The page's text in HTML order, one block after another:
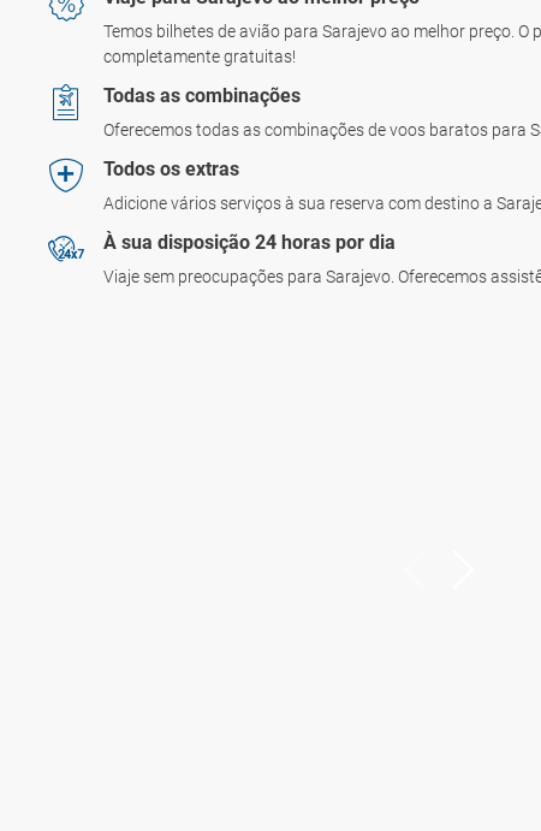
Temos bilhetes de avião para Sarajevo ao melhor preço.
completamente gratuitas!
Todas as combinações
Oferecemos todas as combinações de voos baratos para
Todos os extras
Adicione vários serviços à sua reserva com destino a
À sua disposição 24 horas por dia
Viaje sem preocupações para Sarajevo. Oferecemos